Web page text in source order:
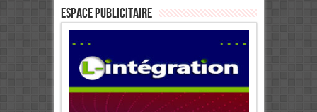
ESPACE PUBLICITAIRE